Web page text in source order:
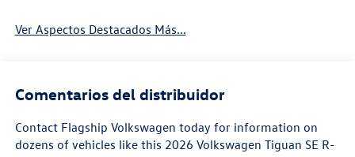
Ver Aspectos Destacados Más...
Comentarios del distribuidor
Contact Flagship Volkswagen today for information on
dozens of vehicles like this 2026 Volkswagen Tiguan SE R-